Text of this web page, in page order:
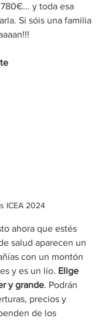
y toda esa
Si sóis una familia
ICEA 2024
ahora que estés
salud aparecen un
con un montón
y es un lío. Elige
y grande. Podrán
precios y
de los